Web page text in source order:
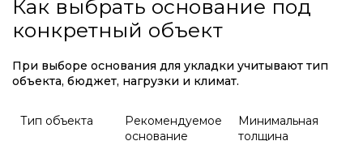
Как выбрать основание под
конкретный объект
При выборе основания для укладки учитывают тип
объекта, бюджет, нагрузки и климат.
Тип объекта
Рекомендуемое
основание
Минимальная
толщина